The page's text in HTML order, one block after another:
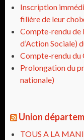
Inscription
filière de leur
Compte-rendu de
d’Action Sociale)
Compte-rendu du
Prolongation du
nationale)
Union
TOUS A LA